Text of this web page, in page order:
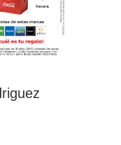
visitas y fuentes de
de nuestro sitio y